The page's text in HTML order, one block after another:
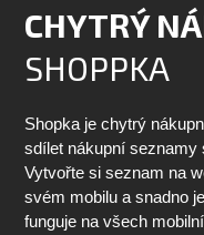
CHYTRÝ
SHOPPKA
Shopka je chytrý
sdílet nákupní seznamy
Vytvořte si seznam na
svém mobilu a snadno
funguje na všech